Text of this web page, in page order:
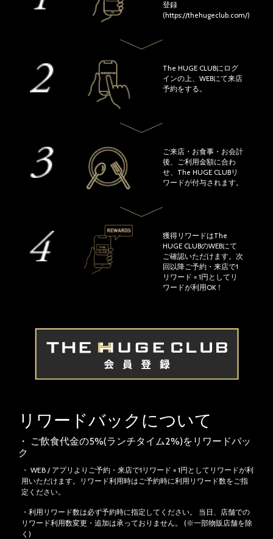
登録
(https://thehugeclub.com/)
The HUGE CLUBにログ
インの上、WEBにて来店
予約をする。
ご来店・お食事・お会計
後、ご利用金額に合わ
せ、The HUGE CLUBリ
ワードが付与されます。
獲得リワードはThe
HUGE CLUBのWEBにて
ご確認いただけます。次
回以降ご予約・来店で1
リワード = 1円としてリ
ワードが利用OK！
リワードバックについて
・ ご飲食代金の5%(ランチタイム2%)をリワードバッ
ク
・ WEB / アプリよりご予約・来店で1リワード = 1円としてリワードが利
用いただけます。リワード利用時はご予約時に利用リワード数をご指
定ください。
・利用リワード数は必ず予約時に指定してください。
当日、店舗での
リワード利用数変更・追加は承っておりません。 (※一部物販店舗を除
く)